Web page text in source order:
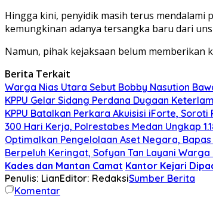
Hingga kini, penyidik masih terus mendalami
kemungkinan adanya tersangka baru dari
Namun, pihak kejaksaan belum
Berita Terkait
Warga Nias Utara Sebut Bobby Nasution
KPPU Gelar Sidang Perdana Dugaan
KPPU Batalkan Perkara Akuisisi iForte,
300 Hari Kerja, Polrestabes Medan Ungkap
Optimalkan Pengelolaan Aset Negara, Bapas
Berpeluh Keringat, Sofyan Tan Layani
Kades dan Mantan Camat Kantor Kejari
Penulis: LianEditor: RedaksiSumber Berita
Komentar